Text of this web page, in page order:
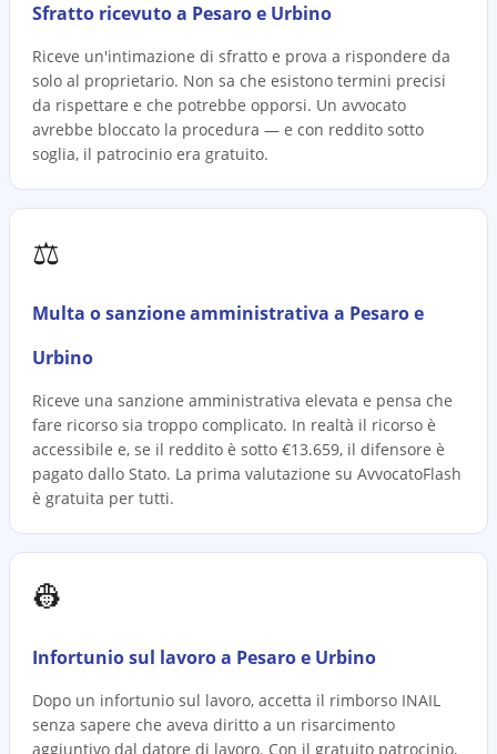
Sfratto ricevuto a Pesaro e Urbino
Riceve un'intimazione di sfratto e prova a rispondere da
solo al proprietario. Non sa che esistono termini precisi
da rispettare e che potrebbe opporsi. Un avvocato
avrebbe bloccato la procedura — e con reddito sotto
soglia, il patrocinio era gratuito.
⚖️
Multa o sanzione amministrativa a Pesaro e
Urbino
Riceve una sanzione amministrativa elevata e pensa che
fare ricorso sia troppo complicato. In realtà il ricorso è
accessibile e, se il reddito è sotto €13.659, il difensore è
pagato dallo Stato. La prima valutazione su AvvocatoFlash
è gratuita per tutti.
👷
Infortunio sul lavoro a Pesaro e Urbino
Dopo un infortunio sul lavoro, accetta il rimborso INAIL
senza sapere che aveva diritto a un risarcimento
aggiuntivo dal datore di lavoro. Con il gratuito patrocinio,